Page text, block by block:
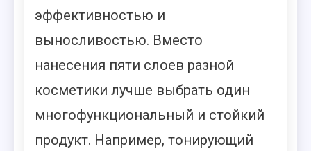
эффективностью и
выносливостью. Вместо
нанесения пяти слоев разной
косметики лучше выбрать один
многофункциональный и стойкий
продукт. Например, тонирующий